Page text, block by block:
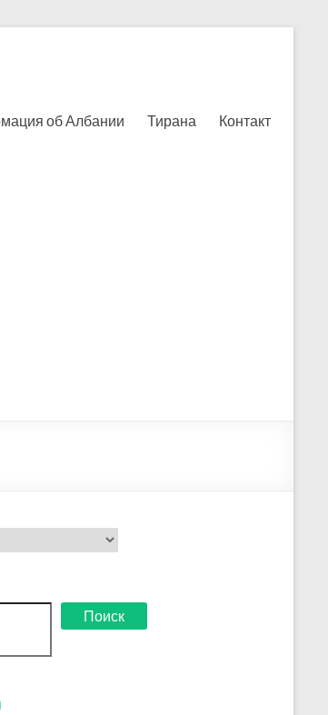
об Албании Тирана Контакт
Поиск